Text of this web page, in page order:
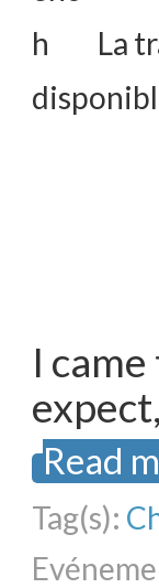
La
I came
Read
Tag(s):